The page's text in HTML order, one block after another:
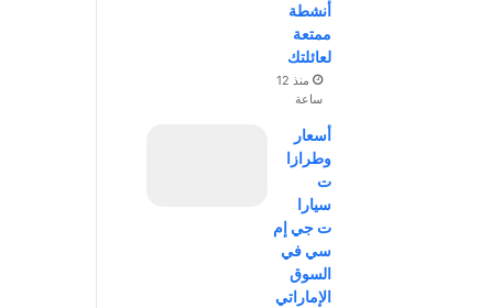
أنشطة
ممتعة
لعائلتك
منذ 12
ساعة
أسعار
وطرازا
ت
سيارا
ت جي إم
سي في
السوق
الإماراتي